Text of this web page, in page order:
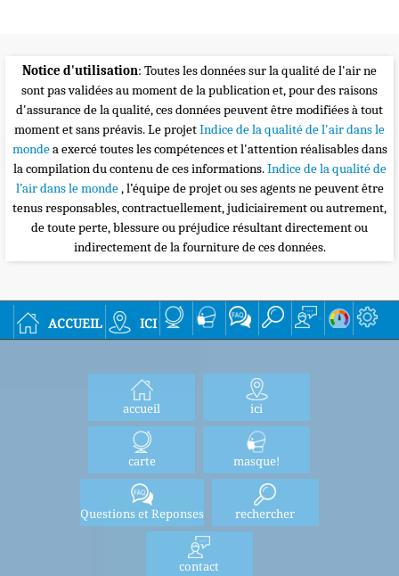
Notice d'utilisation: Toutes les données sur la qualité de l'air ne
sont pas validées au moment de la publication et, pour des raisons
d'assurance de la qualité, ces données peuvent être modifiées à tout
moment et sans préavis. Le projetIndice de la qualité de l'air dans le
mondea exercé toutes les compétences et l'attention réalisables dans
la compilation du contenu de ces informations.Indice de la qualité de
l’air dans le monde, l’équipe de projet ou ses agents ne peuvent être
tenus responsables, contractuellement, judiciairement ou autrement,
de toute perte, blessure ou préjudice résultant directement ou
indirectement de la fourniture de ces données.
accueil ici
accueil ici
carte masque!
Questions et Reponses rechercher
contact